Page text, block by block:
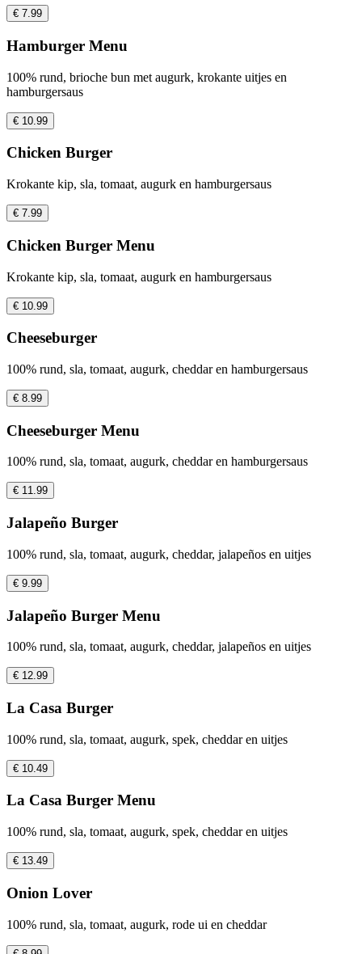
€ 7.99
Hamburger Menu
100% rund, brioche bun met augurk, krokante uitjes en
hamburgersaus
€ 10.99
Chicken Burger
Krokante kip, sla, tomaat, augurk en hamburgersaus
€ 7.99
Chicken Burger Menu
Krokante kip, sla, tomaat, augurk en hamburgersaus
€ 10.99
Cheeseburger
100% rund, sla, tomaat, augurk, cheddar en hamburgersaus
€ 8.99
Cheeseburger Menu
100% rund, sla, tomaat, augurk, cheddar en hamburgersaus
€ 11.99
Jalapeño Burger
100% rund, sla, tomaat, augurk, cheddar, jalapeños en uitjes
€ 9.99
Jalapeño Burger Menu
100% rund, sla, tomaat, augurk, cheddar, jalapeños en uitjes
€ 12.99
La Casa Burger
100% rund, sla, tomaat, augurk, spek, cheddar en uitjes
€ 10.49
La Casa Burger Menu
100% rund, sla, tomaat, augurk, spek, cheddar en uitjes
€ 13.49
Onion Lover
100% rund, sla, tomaat, augurk, rode ui en cheddar